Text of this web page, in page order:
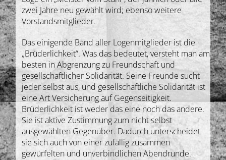
zwei Jahre neu gewählt wird; ebenso weitere
Vorstandsmitglieder.
Das einigende Band aller Logenmitglieder ist die
„Brüderlichkeit“. Was das bedeutet, versteht man am
besten in Abgrenzung zu Freundschaft und
gesellschaftlicher Solidarität. Seine Freunde sucht
jeder selbst aus, und gesellschaftliche Solidarität ist
eine Art Versicherung auf Gegenseitigkeit.
Brüderlichkeit ist weder das eine noch das andere.
Sie ist aktive Zustimmung zum nicht selbst
ausgewählten Gegenüber. Dadurch unterscheidet
sie sich auch von einer zufällig zusammen
gewürfelten und unverbindlichen Abendrunde.